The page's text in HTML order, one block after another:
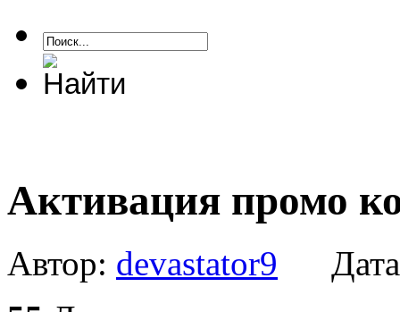
Активация промо
Автор: devastator9